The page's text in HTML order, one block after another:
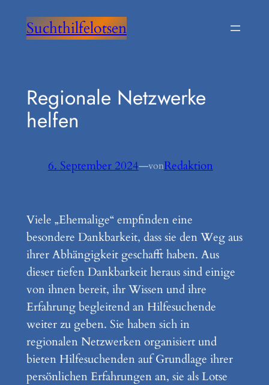
InhaltSuchthilfelotsen
Regionale Netzwerke
helfen
6. September 2024—vonRedaktion
Viele „Ehemalige“ empfinden eine
besondere Dankbarkeit, dass sie den Weg aus
ihrer Abhängigkeit geschafft haben. Aus
dieser tiefen Dankbarkeit heraus sind einige
von ihnen bereit, ihr Wissen und ihre
Erfahrung begleitend an Hilfesuchende
weiter zu geben. Sie haben sich in
regionalen Netzwerken organisiert und
bieten Hilfesuchenden auf Grundlage ihrer
persönlichen Erfahrungen an, sie als Lotse